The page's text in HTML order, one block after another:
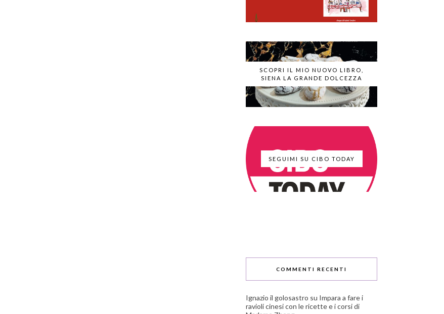
SCOPRI IL MIO NUOVO LIBRO,
SIENA LA GRANDE DOLCEZZA
SEGUIMI SU CIBO TODAY
COMMENTI RECENTI
Ignazio il golosastro su Impara a fare i
ravioli cinesi con le ricette e i corsi di